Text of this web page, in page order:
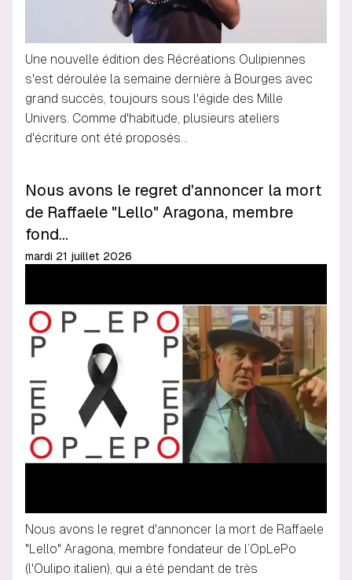
Une nouvelle édition des Récréations Oulipiennes
s'est déroulée la semaine dernière à Bourges avec
grand succès, toujours sous l'égide des Mille
Univers. Comme d'habitude, plusieurs ateliers
d'écriture ont été proposés…
Nous avons le regret d'annoncer la mort
de Raffaele "Lello" Aragona, membre
fond…
mardi 21 juillet 2026
Nous avons le regret d'annoncer la mort de Raffaele
"Lello" Aragona, membre fondateur de l’OpLePo
(l'Oulipo italien), qui a été pendant de très